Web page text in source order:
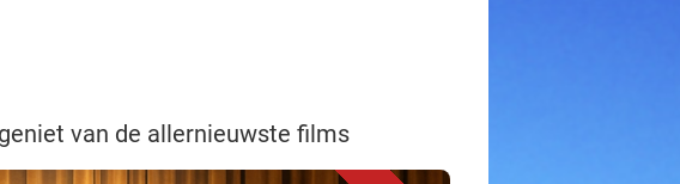
van de allernieuwste films